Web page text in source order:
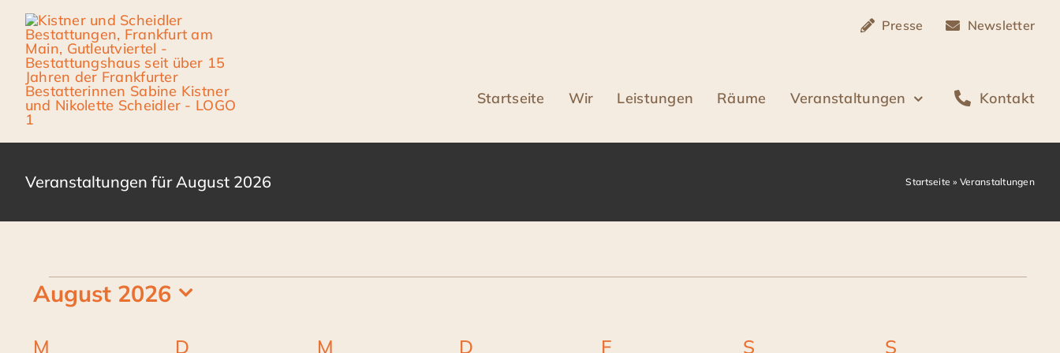
Zum
Inhalt
springen
Presse Newsletter
Startseite Wir Leistungen Räume Veranstaltungen Kontakt
Veranstaltungen für August 2026 Startseite » Veranstaltungen
Veranstaltungen
August 2026
wählen.
M D M D F S S